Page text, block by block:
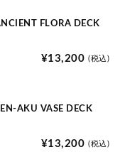
FLORA DECK
¥13,200 (税込)
AKU VASE DECK
¥13,200 (税込)